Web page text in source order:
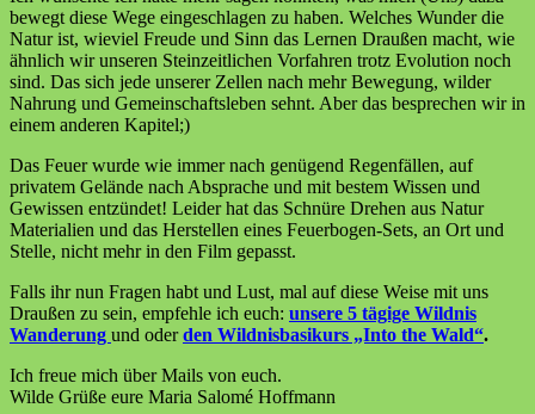
bewegt diese Wege eingeschlagen zu haben. Welches Wunder die
Natur ist, wieviel Freude und Sinn das Lernen Draußen macht, wie
ähnlich wir unseren Steinzeitlichen Vorfahren trotz Evolution noch
sind. Das sich jede unserer Zellen nach mehr Bewegung, wilder
Nahrung und Gemeinschaftsleben sehnt. Aber das besprechen wir in
einem anderen Kapitel;)
Das Feuer wurde wie immer nach genügend Regenfällen, auf
privatem Gelände nach Absprache und mit bestem Wissen und
Gewissen entzündet! Leider hat das Schnüre Drehen aus Natur
Materialien und das Herstellen eines Feuerbogen-Sets, an Ort und
Stelle, nicht mehr in den Film gepasst.
Falls ihr nun Fragen habt und Lust, mal auf diese Weise mit uns
Draußen zu sein, empfehle ich euch: unsere 5 tägige Wildnis
Wanderung und oderden Wildnisbasikurs „Into the Wald“.
Ich freue mich über Mails von euch.
Wilde Grüße eure Maria Salomé Hoffmann